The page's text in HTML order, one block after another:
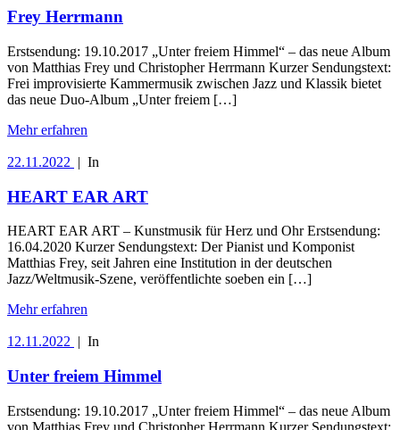
Frey Herrmann
Erstsendung: 19.10.2017 „Unter freiem Himmel“ – das neue Album
von Matthias Frey und Christopher Herrmann Kurzer Sendungstext:
Frei improvisierte Kammermusik zwischen Jazz und Klassik bietet
das neue Duo-Album „Unter freiem […]
Mehr erfahren
22.11.2022 | In
HEART EAR ART
HEART EAR ART – Kunstmusik für Herz und Ohr Erstsendung:
16.04.2020 Kurzer Sendungstext: Der Pianist und Komponist
Matthias Frey, seit Jahren eine Institution in der deutschen
Jazz/Weltmusik-Szene, veröffentlichte soeben ein […]
Mehr erfahren
12.11.2022 | In
Unter freiem Himmel
Erstsendung: 19.10.2017 „Unter freiem Himmel“ – das neue Album
von Matthias Frey und Christopher Herrmann Kurzer Sendungstext: